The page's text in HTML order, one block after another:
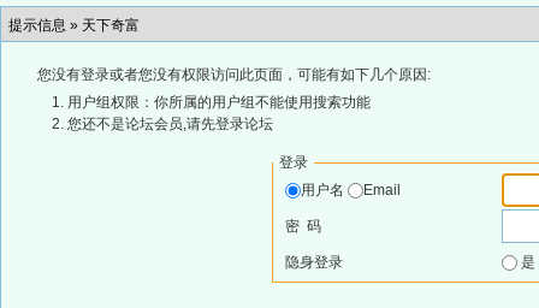
提示信息 » 天下奇富
您没有登录或者您没有权限访问此页面，可能有如下几个原因:
用户组权限：你所属的用户组不能使用搜索功能
您还不是论坛会员,请先登录论坛
登录
用户名
Email
密 码
隐身登录